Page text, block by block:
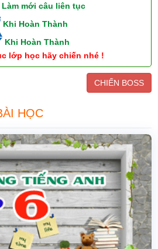
Làm mới câu liên tục
Khi Hoàn Thành
Khi Hoàn Thành
lớp học hãy chiến nhé !
CHIẾN BOSS
HỌC